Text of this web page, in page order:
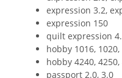
expression 3.2,
expression 150
quilt expression
hobby 1016,
hobby 4240,
passport 2.0, 3.0